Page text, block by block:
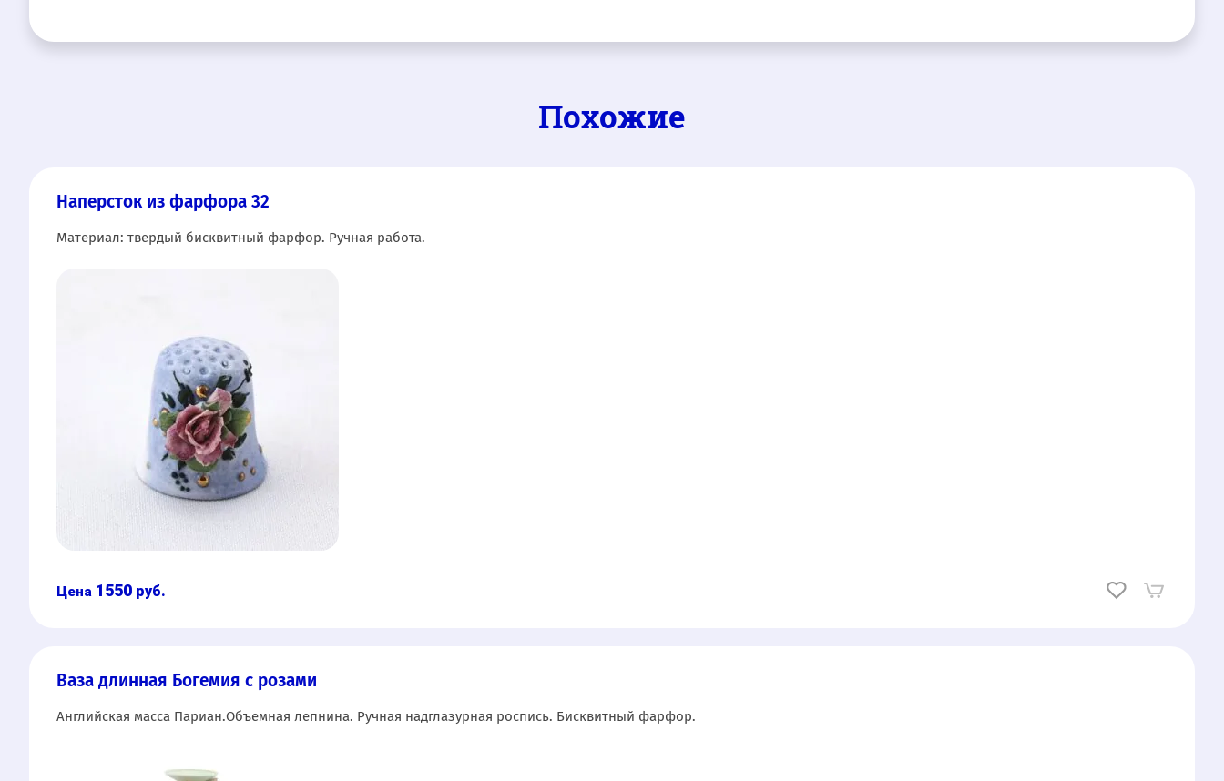
Похожие
Наперсток из фарфора 32
Материал: твердый бисквитный фарфор. Ручная работа.
1550 руб.
Ваза длинная Богемия с розами
Английская масса Париан.Объемная лепнина. Ручная надглазурная роспись. Бисквитный фарфор.